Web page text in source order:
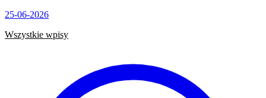
25-06-2026
Wszystkie wpisy